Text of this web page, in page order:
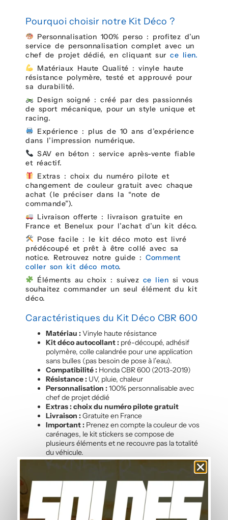
Pourquoi choisir notre Kit Déco ?
Personnalisation 100% perso : profitez d’un
service de personnalisation complet avec un
chef de projet dédié, en cliquant sur ce lien.
Matériaux Haute Qualité : vinyle haute
résistance polymère, testé et approuvé pour
sa durabilité.
Design soigné : créé par des passionnés
de sport mécanique, pour un style unique et
racing.
Expérience : plus de 10 ans d’expérience
dans l’impression numérique.
SAV en béton : service après-vente fiable
et réactif.
Extras : choix du numéro pilote et
changement de couleur gratuit avec chaque
achat (le préciser dans la “note de
commande”).
Livraison offerte : livraison gratuite en
France et Benelux pour l’achat d’un kit déco.
Pose facile : le kit déco moto est livré
prédécoupé et prêt à être collé avec sa
notice. Retrouvez notre guide : Comment
coller son kit déco moto.
Éléments au choix : suivez ce lien si vous
souhaitez commander un seul élément du kit
déco.
Caractéristiques du Kit Déco CBR 600
Matériau :Vinyle haute résistance
Kit déco autocollant : pré-découpé, adhésif
polymère, colle calandrée pour une application
sans bulles (pas besoin de pose à l’eau).
Compatibilité : Honda CBR 600 (2013-2019)
Résistance : UV, pluie, chaleur
Personnalisation :100% personnalisable avec
chef de projet dédié
Extras : choix du numéro pilote gratuit
Livraison :Gratuite en France
Important : Prenez en compte la couleur de vos
carénages, le kit stickers se compose de
plusieurs éléments et ne recouvre pas la totalité
du véhicule.
Notre lot de
stickers moto haute qualité CBR 600
(2013-2019)
contient :
2 flancs latéraux